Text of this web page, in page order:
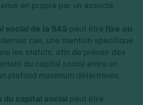
en propre par un associé.
social de la SAS peut être fixe ou
cas, une mention spécifique
les statuts, afin de prévoir des
du capital social entre un
plafond maximum déterminés.
du capital social peut être